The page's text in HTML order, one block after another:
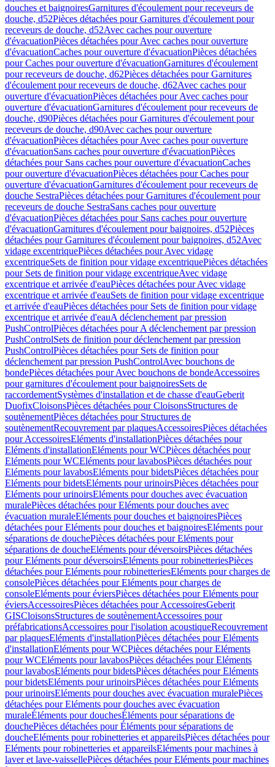
douches et baignoiresGarnitures d'écoulement pour receveurs de
douche, d52Pièces détachées pour Garnitures d'écoulement pour
receveurs de douche, d52Avec caches pour ouverture
d'évacuationPièces détachées pour Avec caches pour ouverture
d'évacuationCaches pour ouverture d'évacuationPièces détachées
pour Caches pour ouverture d'évacuationGarnitures d'écoulement
pour receveurs de douche, d62Pièces détachées pour Garnitures
d'écoulement pour receveurs de douche, d62Avec caches pour
ouverture d'évacuationPièces détachées pour Avec caches pour
ouverture d'évacuationGarnitures d'écoulement pour receveurs de
douche, d90Pièces détachées pour Garnitures d'écoulement pour
receveurs de douche, d90Avec caches pour ouverture
d'évacuationPièces détachées pour Avec caches pour ouverture
d'évacuationSans caches pour ouverture d'évacuationPièces
détachées pour Sans caches pour ouverture d'évacuationCaches
pour ouverture d'évacuationPièces détachées pour Caches pour
ouverture d'évacuationGarnitures d'écoulement pour receveurs de
douche SestraPièces détachées pour Garnitures d'écoulement pour
receveurs de douche SestraSans caches pour ouverture
d'évacuationPièces détachées pour Sans caches pour ouverture
d'évacuationGarnitures d'écoulement pour baignoires, d52Pièces
détachées pour Garnitures d'écoulement pour baignoires, d52Avec
vidage excentriquePièces détachées pour Avec vidage
excentriqueSets de finition pour vidage excentriquePièces détachées
pour Sets de finition pour vidage excentriqueAvec vidage
excentrique et arrivée d'eauPièces détachées pour Avec vidage
excentrique et arrivée d'eauSets de finition pour vidage excentrique
et arrivée d'eauPièces détachées pour Sets de finition pour vidage
excentrique et arrivée d'eauA déclenchement par pression
PushControlPièces détachées pour A déclenchement par pression
PushControlSets de finition pour déclenchement par pression
PushControlPièces détachées pour Sets de finition pour
déclenchement par pression PushControlAvec bouchons de
bondePièces détachées pour Avec bouchons de bondeAccessoires
pour garnitures d'écoulement pour baignoiresSets de
raccordementSystèmes d'installation et de chasse d'eauGeberit
DuofixCloisonsPièces détachées pour CloisonsStructures de
soutènementPièces détachées pour Structures de
soutènementRecouvrement par plaquesAccessoiresPièces détachées
pour AccessoiresEléments d'installationPièces détachées pour
Eléments d'installationEléments pour WCPièces détachées pour
Eléments pour WCEléments pour lavabosPièces détachées pour
Eléments pour lavabosEléments pour bidetsPièces détachées pour
Eléments pour bidetsEléments pour urinoirsPièces détachées pour
Eléments pour urinoirsEléments pour douches avec évacuation
muralePièces détachées pour Eléments pour douches avec
évacuation muraleEléments pour douches et baignoiresPièces
détachées pour Eléments pour douches et baignoiresEléments pour
séparations de douchePièces détachées pour Eléments pour
séparations de doucheEléments pour déversoirsPièces détachées
pour Eléments pour déversoirsEléments pour robinetteriesPièces
détachées pour Eléments pour robinetteriesEléments pour charges de
consolePièces détachées pour Eléments pour charges de
consoleEléments pour éviersPièces détachées pour Eléments pour
éviersAccessoiresPièces détachées pour AccessoiresGeberit
GISCloisonsStructures de soutènementAccessoires pour
préfabricationsAccessoires pour l'isolation acoustiqueRecouvrement
par plaquesEléments d'installationPièces détachées pour Eléments
d'installationEléments pour WCPièces détachées pour Eléments
pour WCEléments pour lavabosPièces détachées pour Eléments
pour lavabosEléments pour bidetsPièces détachées pour Eléments
pour bidetsEléments pour urinoirsPièces détachées pour Eléments
pour urinoirsEléments pour douches avec évacuation muralePièces
détachées pour Eléments pour douches avec évacuation
muraleÉléments pour douchesÉléments pour séparations de
douchePièces détachées pour Éléments pour séparations de
doucheEléments pour robinetteries et appareilsPièces détachées pour
Eléments pour robinetteries et appareilsEléments pour machines à
laver et lave-vaissellePièces détachées pour Eléments pour machines